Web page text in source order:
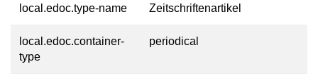
local.edoc.type-name Zeitschriftenartikel
local.edoc.container-
type
periodical